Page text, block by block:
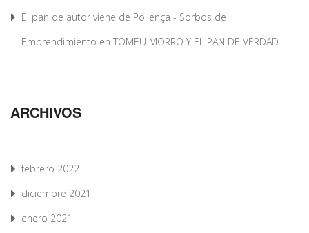
El pan de autor viene de Pollença - Sorbos de
Emprendimiento en TOMEU MORRO Y EL PAN DE VERDAD
ARCHIVOS
febrero 2022
diciembre 2021
enero 2021